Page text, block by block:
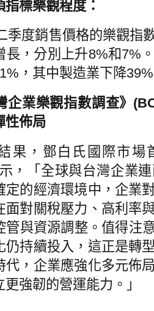
指標樂觀程度：
季度銷售價格的樂觀指
長，分別上升8%和7%
，其中製造業下降39%
企業樂觀指數調查》
性佈局
果，鄧白氏國際市場
，「全球與台灣企業
定的經濟環境中，企業
面對關稅壓力、高利率
管與資源調整。值得注
仍持續投入，這正是轉
代，企業應強化多元佈
強韌的營運能力。」